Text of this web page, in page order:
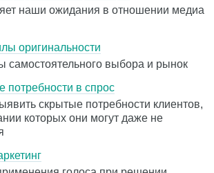
наши ожидания в отношении медиа
оригинальности
самостоятельного выбора и рынок
потребности в спрос
скрытые потребности клиентов,
которых они могут даже не